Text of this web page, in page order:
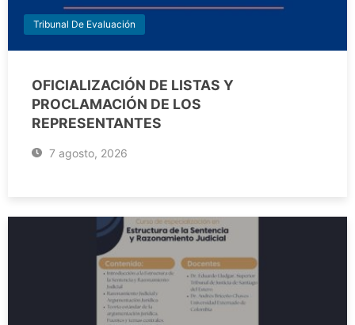
Tribunal De Evaluación
OFICIALIZACIÓN DE LISTAS Y
PROCLAMACIÓN DE LOS
REPRESENTANTES
7 agosto, 2026